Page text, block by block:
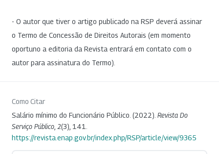
- O autor que tiver o artigo publicado na RSP deverá assinar
o Termo de Concessão de Direitos Autorais (em momento
oportuno a editoria da Revista entrará em contato com o
autor para assinatura do Termo).
Como Citar
Salário mínimo do Funcionário Público. (2022). Revista Do
Serviço Público 2(3), 141.
https://revista.enap.gov.br/index.php/RSP/article/view/9365